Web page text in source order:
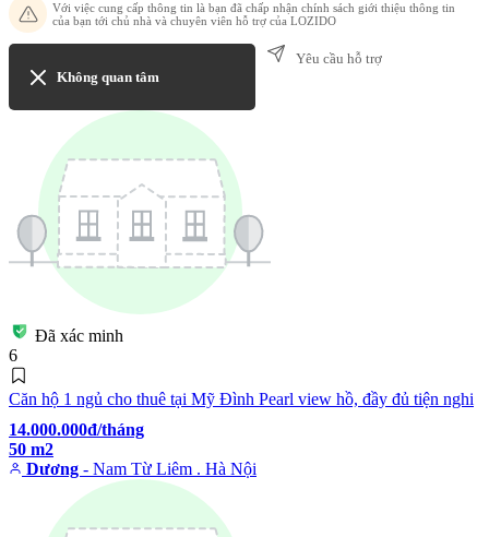
Với việc cung cấp thông tin là bạn đã chấp nhận chính sách giới thiệu thông tin
của bạn tới chủ nhà và chuyên viên hỗ trợ của LOZIDO
Không quan tâm
Yêu cầu hỗ trợ
Đã xác minh
6
Căn hộ 1 ngủ cho thuê tại Mỹ Đình Pearl view hồ, đầy đủ tiện nghi
14.000.000đ/tháng
50 m2
Dương - Nam Từ Liêm . Hà Nội